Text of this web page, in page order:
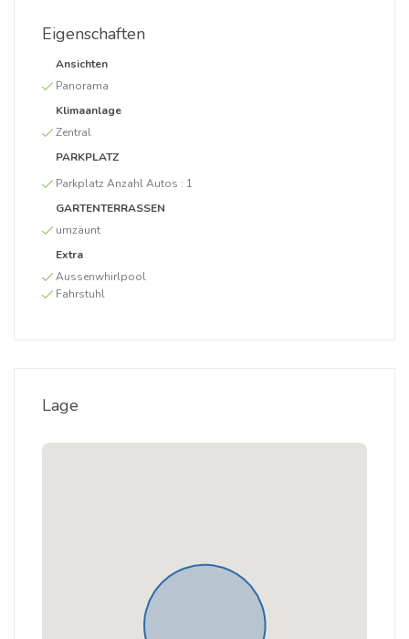
Eigenschaften
Ansichten
Panorama
Klimaanlage
Zentral
PARKPLATZ
Parkplatz Anzahl Autos : 1
GARTENTERRASSEN
umzäunt
Extra
Aussenwhirlpool
Fahrstuhl
Lage